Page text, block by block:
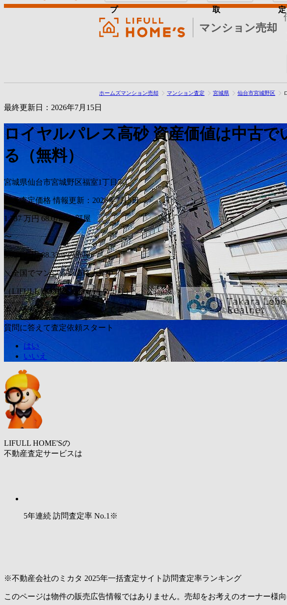
マンション売却
プ 取 定
ホームズマンション売却 マンション査定 宮城県 仙台市宮城野区
最終更新日：2026年7月15日
ロイヤルパレス高砂 資産価値は中古で
る（無料）
宮城県仙台市宮城野区福室1丁目7-1
参考査定価格 情報更新：2026年7月5日
1,737 万円 68.07m²の部屋
〜
3,024 万円 88.33m²の部屋
＼全国でマンション価格上昇中／
（LIFULL HOME'S独自データより）
本人/家族の居住用マンションですか？
質問に答えて査定依頼スタート
はい
いいえ
LIFULL HOME'Sの
不動産査定サービスは
5年連続 訪問査定率 No.1 ※
※不動産会社のミカタ 2025年一括査定サイト訪問査定率ランキング
このページは物件の販売広告情報ではありません。売却をお考えのオーナー様